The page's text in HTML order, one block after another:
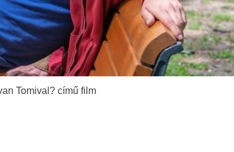
Tomival? című film